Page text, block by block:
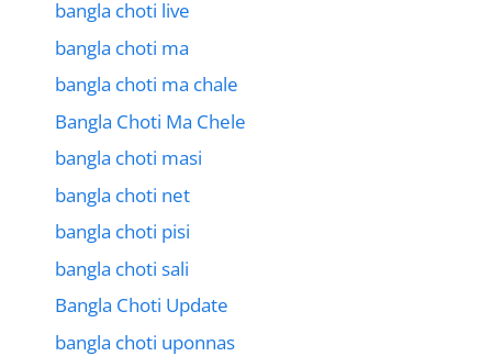
bangla choti live
bangla choti ma
bangla choti ma chale
Bangla Choti Ma Chele
bangla choti masi
bangla choti net
bangla choti pisi
bangla choti sali
Bangla Choti Update
bangla choti uponnas